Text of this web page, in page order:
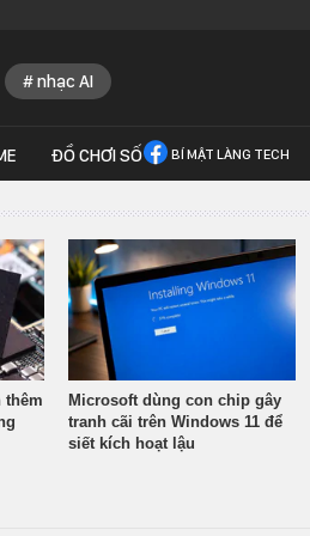
nhạc AI
ĐỒ CHƠI SỐ BÍ MẬT LÀNG TECH
thêm
Microsoft dùng con chip gây
tranh cãi trên Windows 11 để
siết kích hoạt lậu